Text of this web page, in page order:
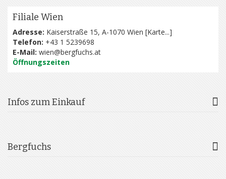
Filiale Wien
Adresse: Kaiserstraße 15, A-1070 Wien [Karte...]
Telefon: +43 1 5239698
E-Mail: wien@bergfuchs.at
Öffnungszeiten
Infos zum Einkauf
Bergfuchs